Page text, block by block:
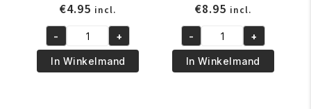
€4.95 incl.
Ampro
Protein
Styling
- +
In Winkelmand
€8.95 incl.
Ampro
Protein
Styling
- +
In Winkelmand